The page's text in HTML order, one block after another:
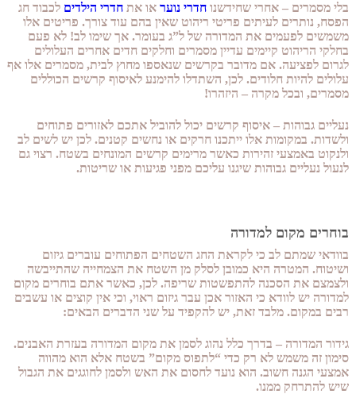
בלי מסמרים – אחרי שחידשנו חדרי נועראו את חדרי הילדים לכבוד חג
הפסח, נותרים לעיתים פריטי ריהוט שאין בהם עוד צורך. פריטים אלו
משמשים לפעמים את המדורה של ל”ג בעומר. אך שימו לב! לא פעם
בחלקי הריהוט קיימים עדיין מסמרים וחלקים חדים אחרים העלולים
לגרום לפציעה. אם מדובר בקרשים שנאספו מחוץ לבית, מסמרים אלו אף
עלולים להיות חלודים. לכן, השתדלו להימנע לאיסוף קרשים הכוללים
מסמרים, ובכל מקרה – היזהרו!
נעליים גבוהות – איסוף קרשים יכול להוביל אתכם לאזורים פתוחים
ולשדות. במקומות אלו ייתכנו חרקים או נחשים קטנים. לכן יש לשים לב
ולנקוט באמצעי זהירות כאשר מרימים קרשים המונחים בשטח. רצוי גם
לנעול נעליים גבוהות שיגנו עליכם מפני פגיעות או שריטות.
בוחרים מקום למדורה
בוודאי שמתם לב כי לקראת החג השטחים הפתוחים עוברים גיזום
ושיטוח. המטרה היא כמובן לסלק מן השטח את הצמחייה שהתייבשה
ולצמצם את הסכנה להתפשטות שריפה. לכן, כאשר אתם בוחרים מקום
למדורה יש לוודא כי האזור אכן עבר גיזום ראוי, וכי אין קוצים או עשבים
רבים במקום. מלבד זאת, יש להקפיד על שני הדברים הבאים:
גידור המדורה – בדרך כלל נהוג לסמן את מקום המדורה בעזרת האבנים.
סימון זה משמש לא רק כדי “לתפוס מקום” בשטח אלא הוא מהווה
אמצעי הגנה חשוב. הוא נועד לחסום את האש ולסמן לחוגגים את הגבול
שיש להתרחק ממנו.